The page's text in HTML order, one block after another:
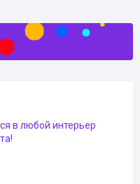
в любой интерьер